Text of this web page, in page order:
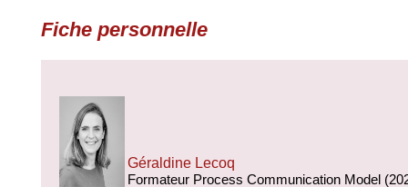
Fiche personnelle
Géraldine Lecoq
Formateur Process Communication Model